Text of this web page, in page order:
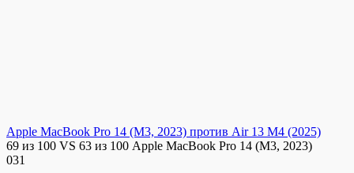
Apple MacBook Pro 14 (M3, 2023) против Air 13 M4 (2025)
69 из 100 VS 63 из 100 Apple MacBook Pro 14 (M3, 2023)
031